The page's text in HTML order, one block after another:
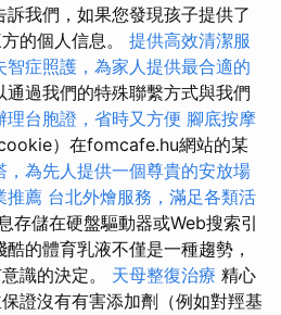
訴我們，如果您發現孩子提供了
的個人信息。 提供高效清潔服
智症照護，為家人提供最合適的
通過我們的特殊聯繫方式與我們
理台胞證，省時又方便 腳底按摩
）在fomcafe.hu網站的某
，為先人提供一個尊貴的安放場
推薦 台北外燴服務，滿足各類活
存儲在硬盤驅動器或Web搜索引
的體育乳液不僅是一種趨勢，
識的決定。 天母整復治療 精心
證沒有有害添加劑（例如對羥基